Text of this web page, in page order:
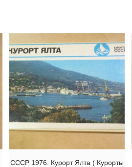
СССР 1976. Курорт Ялта ( Курорты